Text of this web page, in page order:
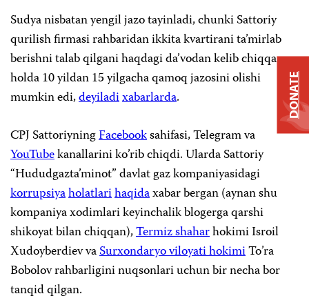
Sudya nisbatan yengil jazo tayinladi, chunki Sattoriy
qurilish firmasi rahbaridan ikkita kvartirani ta’mirlab
berishni talab qilgani haqdagi da’vodan kelib chiqqan
holda 10 yildan 15 yilgacha qamoq jazosini olishi
mumkin edi,deyiladixabarlarda.
CPJ SattoriyningFacebooksahifasi, Telegram va
YouTubekanallarini ko’rib chiqdi. Ularda Sattoriy
“Hududgazta’minot” davlat gaz kompaniyasidagi
korrupsiyaholatlarihaqidaxabar bergan (aynan shu
kompaniya xodimlari keyinchalik blogerga qarshi
shikoyat bilan chiqqan),Termiz shaharhokimi Isroil
Xudoyberdiev vaSurxondaryo viloyati hokimiTo’ra
Bobolov rahbarligini nuqsonlari uchun bir necha bor
tanqid qilgan.
DONATE